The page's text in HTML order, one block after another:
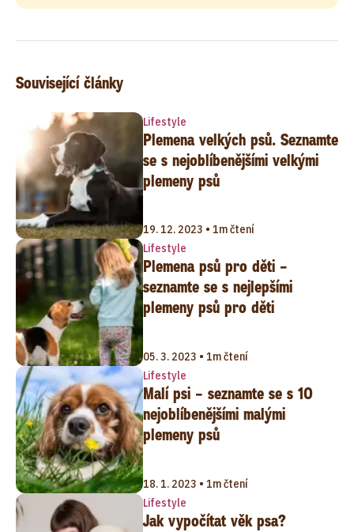
Související články
Lifestyle
Plemena velkých psů. Seznamte
se s nejoblíbenějšími velkými
plemeny psů
19. 12. 2023 • 1m čtení
Lifestyle
Plemena psů pro děti –
seznamte se s nejlepšími
plemeny psů pro děti
05. 3. 2023 • 1m čtení
Lifestyle
Malí psi – seznamte se s 10
nejoblíbenějšími malými
plemeny psů
18. 1. 2023 • 1m čtení
Lifestyle
Jak vypočítat věk psa?